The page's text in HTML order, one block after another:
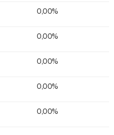
0,00%
0,00%
0,00%
0,00%
0,00%